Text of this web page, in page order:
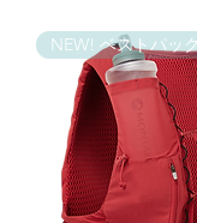
NEW! ベストパック